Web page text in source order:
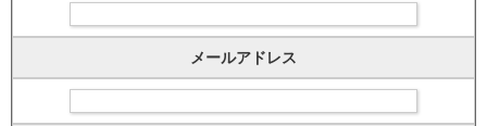
メールアドレス